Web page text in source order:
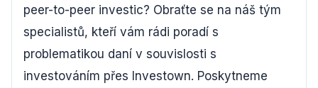
peer-to-peer investic? Obraťte se na náš tým
specialistů, kteří vám rádi poradí s
problematikou daní v souvislosti s
investováním přes Investown. Poskytneme